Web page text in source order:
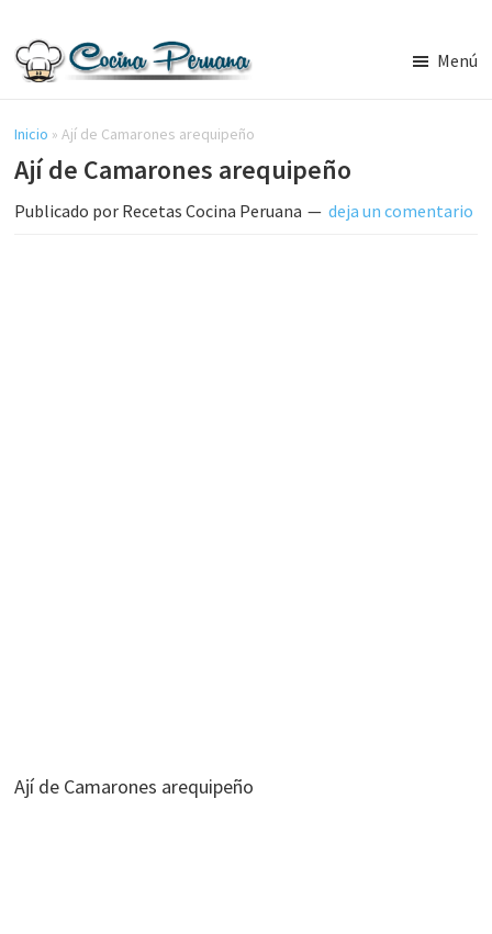
contenido
lateral
principal
Cocina
Peruana,
Recetas
de
Comida
Menú
Inicio »Ají de Camarones arequipeño
Ají de Camarones arequipeño
Publicado por Recetas Cocina Peruana deja un comentario
Ají de Camarones arequipeño